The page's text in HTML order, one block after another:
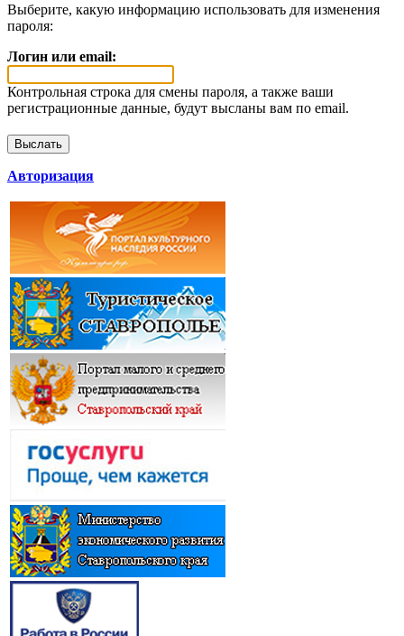
Выберите, какую информацию использовать для изменения
пароля:
Логин или email:
Контрольная строка для смены пароля, а также ваши
регистрационные данные, будут высланы вам по email.
Авторизация